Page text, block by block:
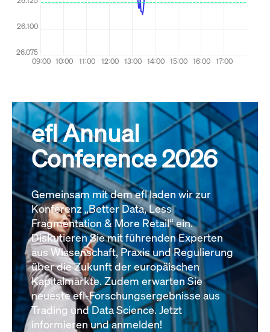
efl Annual
Conference 2026
Gemeinsam mit dem efl laden wir zur
Konferenz „Better Data, Less
Fragmentation & More Retail“ ein.
Diskutieren Sie mit führenden Experten
aus Wissenschaft, Praxis und Regulierung
über die Zukunft der europäischen
Kapitalmärkte. Zudem erwarten Sie
neueste efl-Forschungsergebnisse aus
Trading und Data Science. Jetzt
informieren und anmelden!